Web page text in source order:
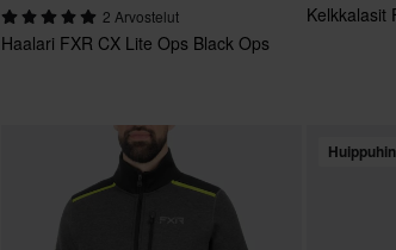
2 Arvostelut
Haalari FXR CX Lite Ops Black Ops
Kelkkalasit